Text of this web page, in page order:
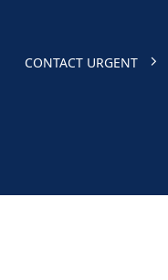
CONTACT URGENT